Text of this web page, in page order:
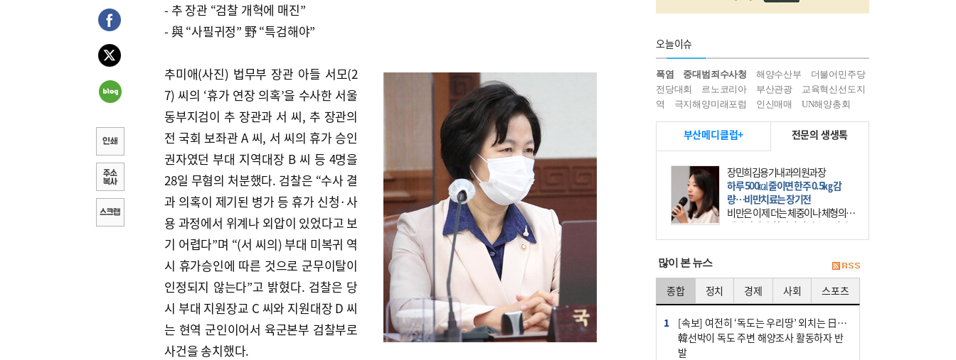
- 추 장관 “검찰 개혁에 매진”
- 與 “사필귀정” 野 “특검해야”
추미애(사진) 법무부 장관 아들 서모(2
7) 씨의 ‘휴가 연장 의혹’을 수사한 서울
동부지검이 추 장관과 서 씨, 추 장관의
전 국회 보좌관 A 씨, 서 씨의 휴가 승인
권자였던 부대 지역대장 B 씨 등 4명을
28일 무혐의 처분했다. 검찰은 “수사 결
과 의혹이 제기된 병가 등 휴가 신청·사
용 과정에서 위계나 외압이 있었다고 보
기 어렵다”며 “(서 씨의) 부대 미복귀 역
시 휴가승인에 따른 것으로 군무이탈이
인정되지 않는다”고 밝혔다. 검찰은 당
시 부대 지원장교 C 씨와 지원대장 D 씨
는 현역 군인이어서 육군본부 검찰부로
사건을 송치했다.
오늘이슈
폭염 중대범죄수사청 해양수산부
더불어민주당
전당대회
르노코리아 부산관광
교육혁신선도지
역
극지해양미래포럼 인신매매 UN해양총회
부산메디클럽+ 전문의 생생톡
이유림 광도한의원 원장
목 통증, 침·뜸·추나 같이 하면 효과
적
휴대전화가 우리의 일상에 들어온 지
20년이 넘었다. 요즘에는 사람들 대
부분 스마트폰이라는 작은 기계를 한
많이 본 뉴스
종합 정치 경제 사회 스포츠
1
[속보] 여전히 ‘독도는 우리땅’ 외치는 日…
韓선박이 독도 주변 해양조사 활동하자 반
발